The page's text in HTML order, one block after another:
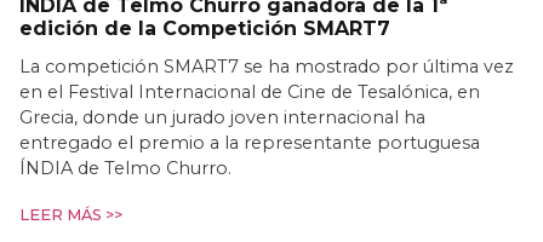
INDIA de Telmo Churro ganadora de la 1ª
edición de la Competición SMART7
La competición SMART7 se ha mostrado por última vez
en el Festival Internacional de Cine de Tesalónica, en
Grecia, donde un jurado joven internacional ha
entregado el premio a la representante portuguesa
ÍNDIA de Telmo Churro.
LEER MÁS >>